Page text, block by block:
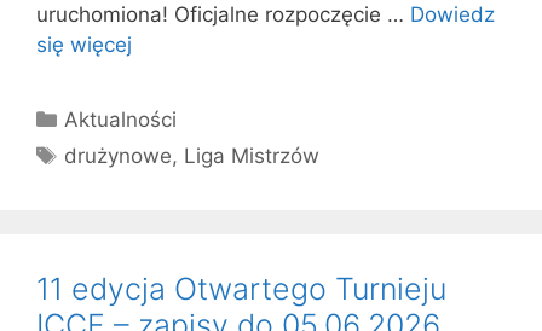
uruchomiona! Oficjalne rozpoczęcie … Dowiedz
się więcej
Kategorie
Aktualności
Tagi
drużynowe, Liga Mistrzów
11 edycja Otwartego Turnieju